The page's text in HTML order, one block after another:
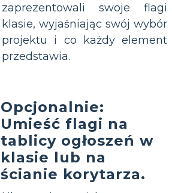
zaprezentowali swoje flagi
klasie, wyjaśniając swój wybór
projektu i co każdy element
przedstawia.
Opcjonalnie:
Umieść flagi na
tablicy ogłoszeń w
klasie lub na
ścianie korytarza.